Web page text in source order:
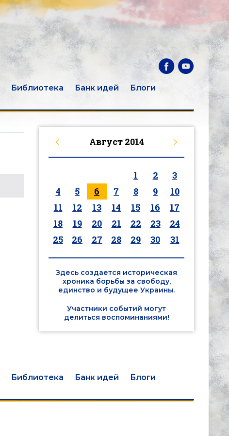
Библиотека Банк идей
Блоги
Август 2014
1 2
3
4
5 6 7 8 9
10
11
12 13 14 15 16
17
18
19 20 21 22 23
24
25
26 27 28 29 30 31
Здесь создается историческая
хроника борьбы за свободу,
единство и будущее Украины.
Участники событий могут
делиться воспоминаниями!
Библиотека Банк идей
Блоги